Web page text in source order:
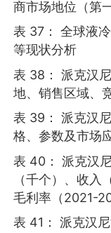
商市场地位（第
表 37： 全球液
等现状分析
表 38： 派克汉
地、销售区域、
表 39： 派克汉
格、参数及市场
表 40： 派克汉
（千个）、收入
毛利率（2021-
表 41： 派克汉